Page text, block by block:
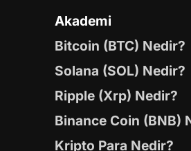
Akademi
Bitcoin (BTC) Nedir?
Solana (SOL) Nedir?
Ripple (Xrp) Nedir?
Binance Coin (BNB)
Kripto Para Nedir?